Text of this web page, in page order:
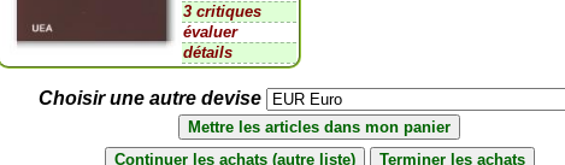
3 critiques
évaluer
détails
Choisir une autre devise